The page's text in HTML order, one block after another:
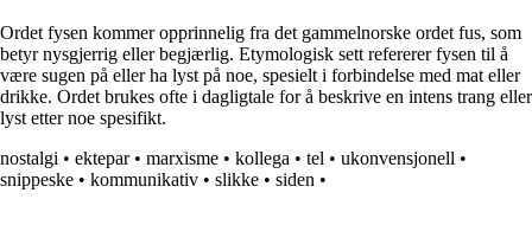
Ordet fysen kommer opprinnelig fra det gammelnorske ordet fus, som
betyr nysgjerrig eller begjærlig. Etymologisk sett refererer fysen til å
være sugen på eller ha lyst på noe, spesielt i forbindelse med mat eller
drikke. Ordet brukes ofte i dagligtale for å beskrive en intens trang eller
lyst etter noe spesifikt.
nostalgi • ektepar• marxisme • kollega • tel • ukonvensjonell •
snippeske • kommunikativ • slikke • siden •